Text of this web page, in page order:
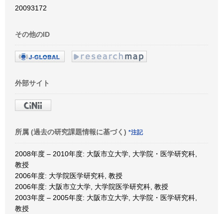
20093172
その他のID
外部サイト
所属 (過去の研究課題情報に基づく) *注記
2008年度 – 2010年度: 大阪市立大学, 大学院・医学研究科,
教授
2006年度: 大学院医学研究科, 教授
2006年度: 大阪市立大学, 大学院医学研究科, 教授
2003年度 – 2005年度: 大阪市立大学, 大学院・医学研究科,
教授